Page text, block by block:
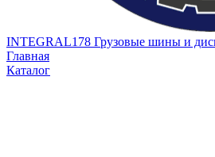
INTEGRAL178 Грузовые шины и
Главная
Каталог